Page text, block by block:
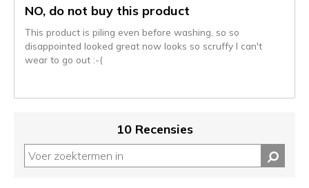
gemigreerd
niejee
page_id.
migratie
NO, do not buy this product
This product is piling even before washing, so so
disappointed looked great now looks so scruffy I can't
wear to go out :-(
10 Recensies